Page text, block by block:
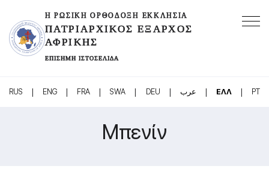
Η ΡΩΣΙΚΉ ΟΡΘΌΔΟΞΗ ΕΚΚΛΗΣΊΑ
ΠΑΤΡΙΑΡΧΙΚΌΣ ΈΞΑΡΧΟΣ
ΑΦΡΙΚΉΣ
ΕΠΊΣΗΜΗ ΙΣΤΟΣΕΛΊΔΑ
RUS | ENG | FRA | SWA | DEU | عرب | ΕΛΛ | PT
Μπενίν